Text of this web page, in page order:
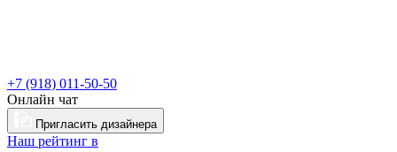
+7 (918) 011-50-50
Онлайн чат
Пригласить дизайнера
Наш рейтинг в